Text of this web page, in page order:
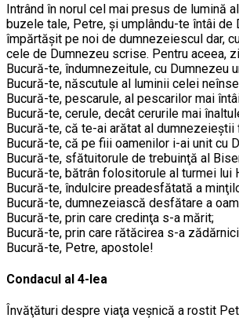
Intrând în norul cel mai presus de lumină
buzele tale, Petre, şi umplându-te întâi de
împărtăşit pe noi de dumnezeiescul dar,
cele de Dumnezeu scrise. Pentru aceea,
Bucură-te, îndumnezeitule, cu Dumnezeu
Bucură-te, născutule al luminii celei
Bucură-te, pescarule, al pescarilor mai
Bucură-te, cerule, decât cerurile mai
Bucură-te, că te-ai arătat al dumnezeieştii
Bucură-te, că pe fiii oamenilor i-ai unit cu
Bucură-te, sfătuitorule de trebuinţă al
Bucură-te, bătrân folositorule al turmei lui
Bucură-te, îndulcire preadesfătată a
Bucură-te, dumnezeiască desfătare a
Bucură-te, prin care credinţa s-a mărit;
Bucură-te, prin care rătăcirea s-a
Bucură-te, Petre, apostole!
Condacul al 4-lea
Învăţături despre viaţa veşnică a rostit